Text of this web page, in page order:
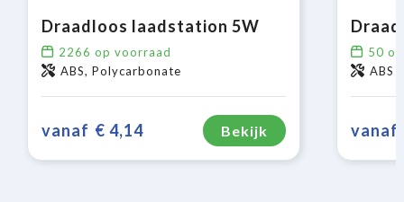
Draadloos laadstation 5W
2266 op voorraad
ABS, Polycarbonate
vanaf € 4,14 Bekijk
50
ABS
vanaf